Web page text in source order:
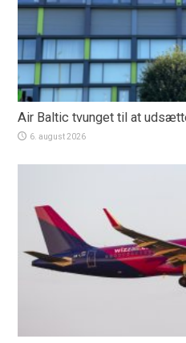
Air Baltic tvunget til at
6. august 2026